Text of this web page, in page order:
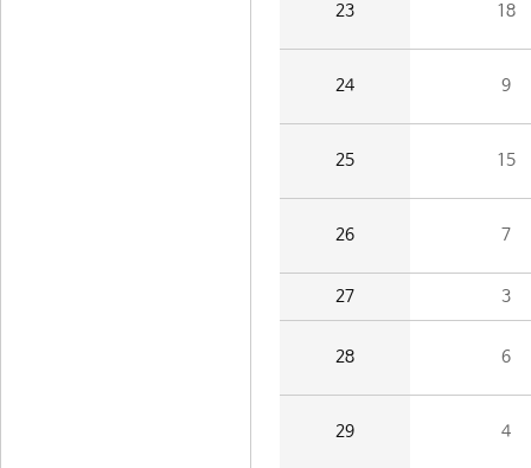
23 18
24 9
25 15
26 7
27 3
28 6
29 4